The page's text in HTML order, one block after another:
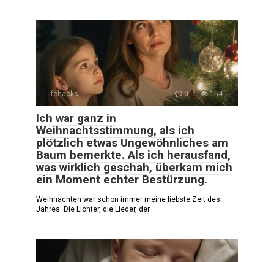
Lifehacks 0 154
Ich war ganz in
Weihnachtsstimmung, als ich
plötzlich etwas Ungewöhnliches am
Baum bemerkte. Als ich herausfand,
was wirklich geschah, überkam mich
ein Moment echter Bestürzung.
Weihnachten war schon immer meine liebste Zeit des
Jahres. Die Lichter, die Lieder, der